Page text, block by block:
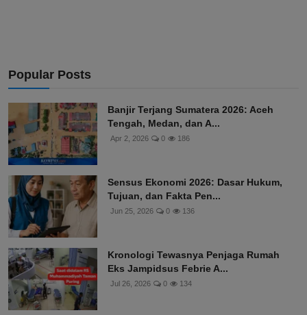
Popular Posts
Banjir Terjang Sumatera 2026: Aceh
Tengah, Medan, dan A...
Apr 2, 2026 0 186
Sensus Ekonomi 2026: Dasar Hukum,
Tujuan, dan Fakta Pen...
Jun 25, 2026 0 136
Kronologi Tewasnya Penjaga Rumah
Eks Jampidsus Febrie A...
Jul 26, 2026 0 134